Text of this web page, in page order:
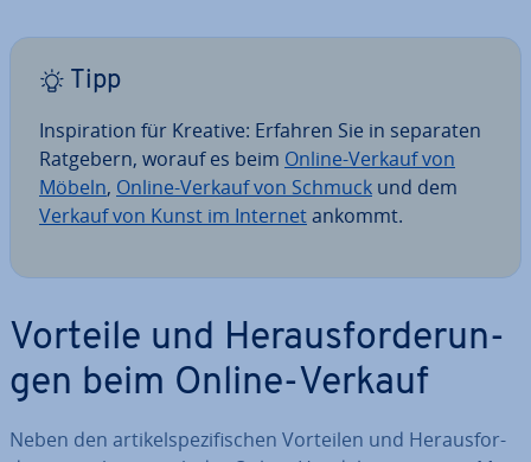
Tipp
In­spi­ra­ti­on für Kreative: Erfahren Sie in separaten
Ratgebern, worauf es beim Online-Verkauf von
Möbeln, Online-Verkauf von Schmuck und dem
Verkauf von Kunst im Internetankommt.
Vorteile und Her­aus­for­de­run­
gen beim Online-Verkauf
Neben den ar­ti­kel­spe­zi­fi­schen Vorteilen und Her­aus­for­